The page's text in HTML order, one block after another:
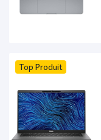
Top Produit